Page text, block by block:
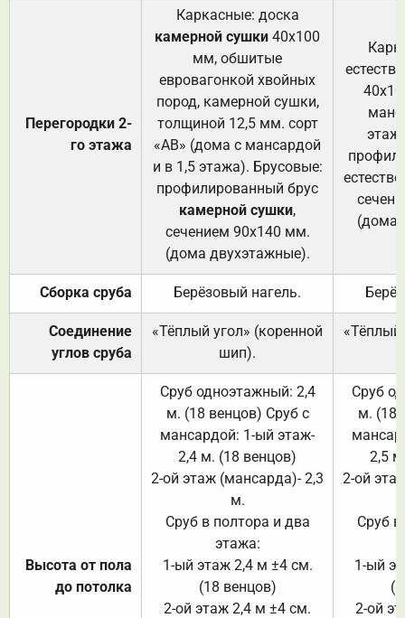
Перегородки 2-
го этажа
Каркасные: доска
камерной сушки 40х100
мм, обшитые
евровагонкой хвойных
пород, камерной сушки,
толщиной 12,5 мм. сорт
«АВ» (дома с мансардой
и в 1,5 этажа). Брусовые:
профилированный брус
камерной сушки,
сечением 90х140 мм.
(дома двухэтажные).
(дома
Сборка сруба Берёзовый нагель.
Соединение
углов сруба
«Тёплый угол» (коренной
шип).
«Тёплый
Высота от пола
до потолка
Сруб одноэтажный: 2,4
м. (18 венцов) Сруб с
мансардой: 1-ый этаж-
2,4 м. (18 венцов)
2-ой этаж (мансарда)- 2,3
м.
Сруб в полтора и два
этажа:
1-ый этаж 2,4 м ±4 см.
(18 венцов)
2-ой этаж 2,4 м ±4 см.
Сруб
м. (18
2,5
2-ой
Сруб
1-ый
2-ой